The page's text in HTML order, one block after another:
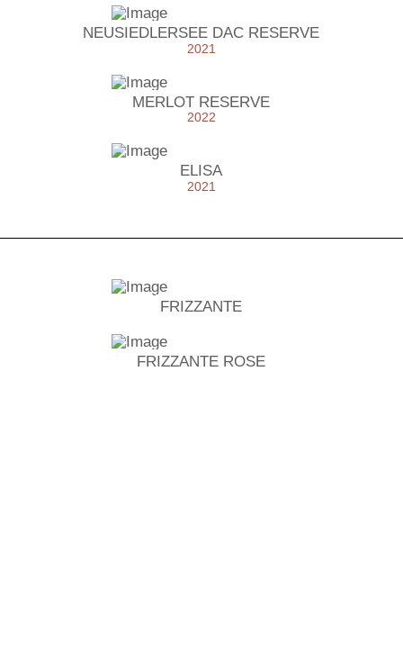
NEUSIEDLERSEE DAC RESERVE
2021
MERLOT RESERVE
2022
ELISA
2021
FRIZZANTE
FRIZZANTE ROSE